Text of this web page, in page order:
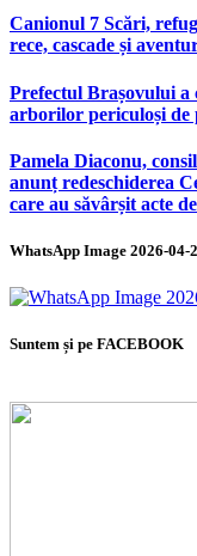
Canionul 7 Scări,
rece, cascade și
Prefectul Brașovului a
arborilor periculoși de
Pamela Diaconu,
anunț redeschiderea
care au săvârșit acte
WhatsApp Image 2026-04-
Suntem și pe FACEBOOK